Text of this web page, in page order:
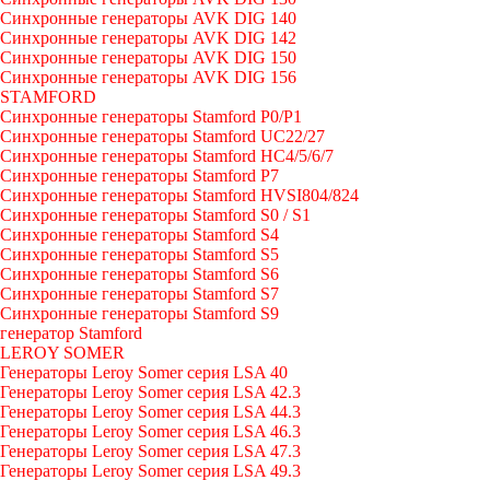
Синхронные генераторы AVK DIG 140
Синхронные генераторы AVK DIG 142
Синхронные генераторы AVK DIG 150
Синхронные генераторы AVK DIG 156
STAMFORD
Синхронные генераторы Stamford P0/P1
Синхронные генераторы Stamford UC22/27
Синхронные генераторы Stamford HC4/5/6/7
Синхронные генераторы Stamford P7
Синхронные генераторы Stamford HVSI804/824
Синхронные генераторы Stamford S0 / S1
Синхронные генераторы Stamford S4
Синхронные генераторы Stamford S5
Синхронные генераторы Stamford S6
Синхронные генераторы Stamford S7
Синхронные генераторы Stamford S9
генератор Stamford
LEROY SOMER
Генераторы Leroy Somer серия LSA 40
Генераторы Leroy Somer серия LSA 42.3
Генераторы Leroy Somer серия LSA 44.3
Генераторы Leroy Somer серия LSA 46.3
Генераторы Leroy Somer серия LSA 47.3
Генераторы Leroy Somer серия LSA 49.3